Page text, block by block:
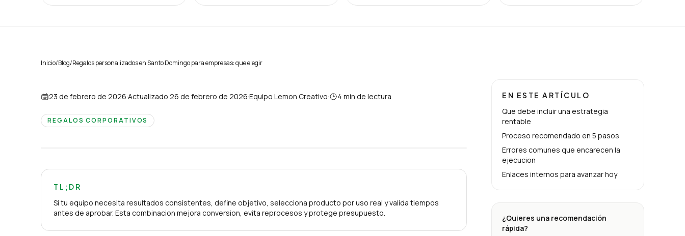
Inicio/Blog/Regalos personalizados en Santo Domingo para empresas: que elegir
23 de febrero de 2026·Actualizado 26 de febrero de 2026·Equipo Lemon Creativo· 4 min de lectura
REGALOS CORPORATIVOS
TL;DR
Si tu equipo necesita resultados consistentes, define objetivo, selecciona producto por uso real y valida tiempos
antes de aprobar. Esta combinacion mejora conversion, evita reprocesos y protege presupuesto.
EN ESTE ARTÍCULO
Que debe incluir una estrategia
rentable
Proceso recomendado en 5 pasos
Errores comunes que encarecen la
ejecucion
Enlaces internos para avanzar hoy
¿Quieres una recomendación
rápida?